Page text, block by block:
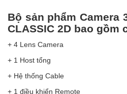
Bộ sản phẩm Camera
CLASSIC 2D bao gồm
+ 4 Lens Camera
+ 1 Host tổng
+ Hệ thống Cable
+ 1 điều khiển Remote